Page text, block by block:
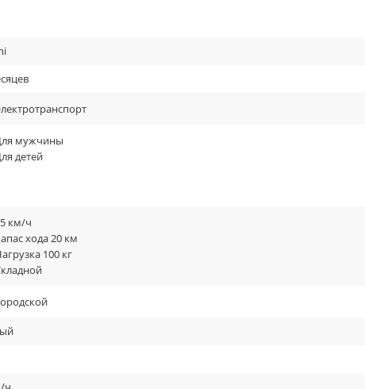
км/ч
мужчины
детей
км/ч
хода 20 км
100 кг